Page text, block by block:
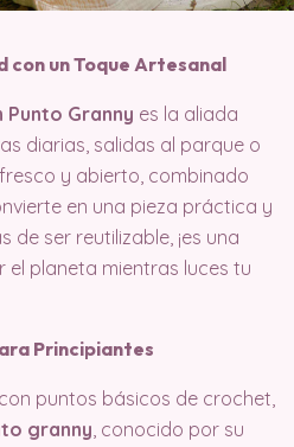
con un Toque Artesanal
Punto Granny es la aliada
diarias, salidas al parque o
y abierto, combinado
en una pieza práctica y
de ser reutilizable, ¡es una
planeta mientras luces tu
Principiantes
puntos básicos de crochet,
granny, conocido por su